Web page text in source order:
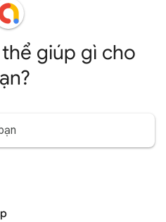
giúp gì cho